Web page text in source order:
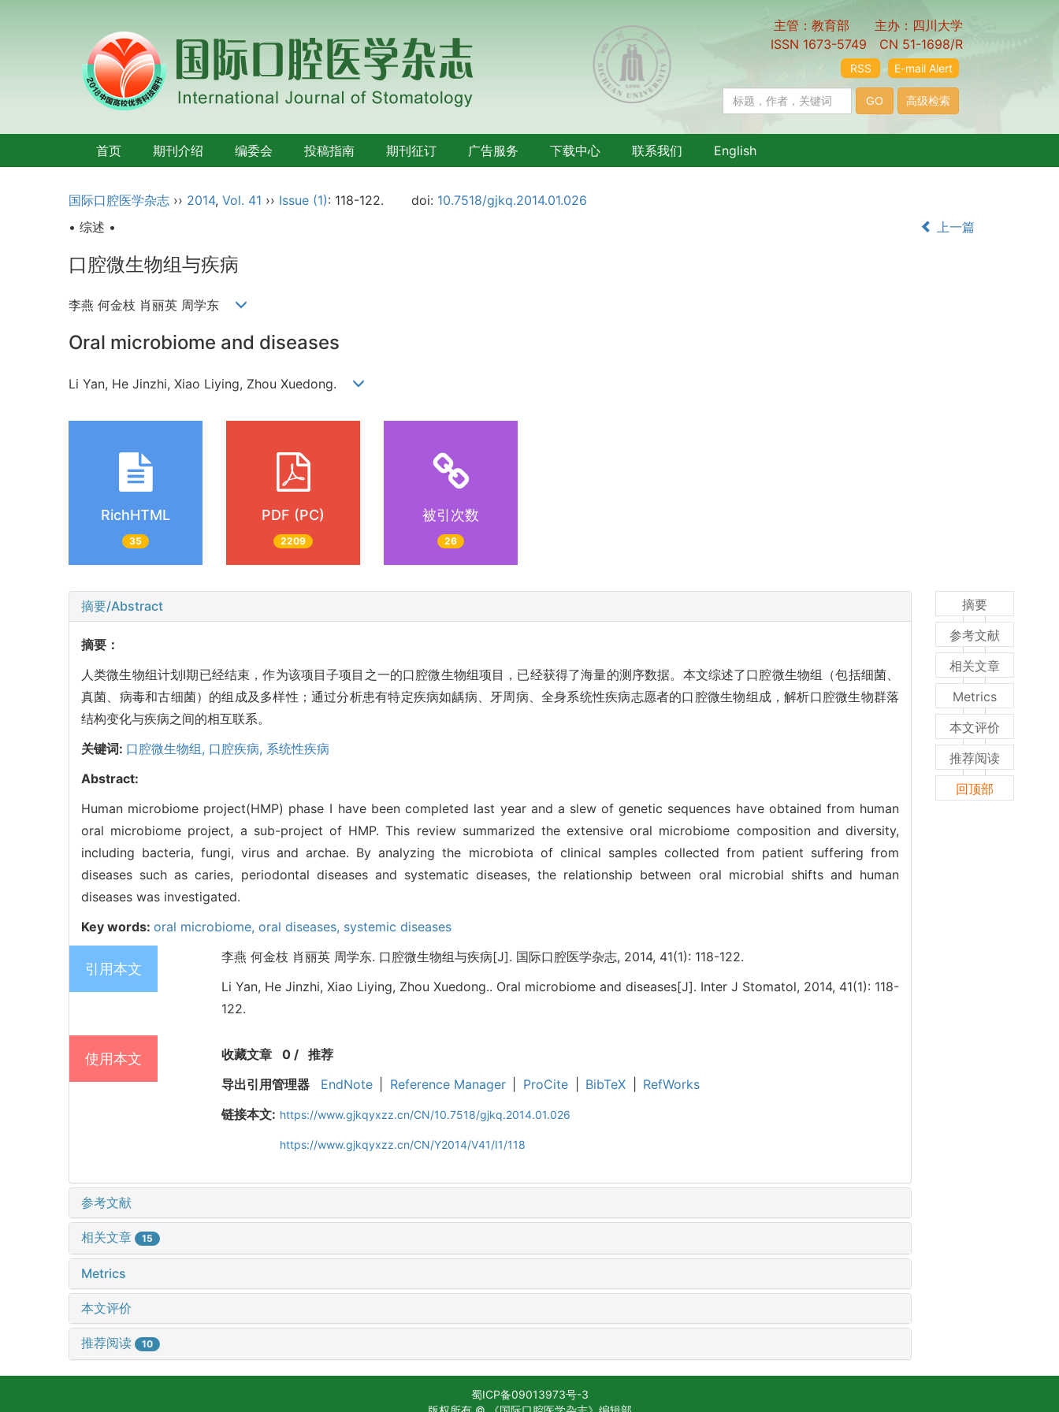
主管：教育部 主办：四川大学
ISSN 1673-5749 CN 51-1698/R
E-mail Alert
RSS
首页 期刊介绍 编委会 投稿指南 期刊征订 广告服务 下载中心 联系我们 English
国际口腔医学杂志 ›› 2014, Vol. 41 ›› Issue (1): 118-122. doi: 10.7518/gjkq.2014.01.026
• 综述 •
上一篇
口腔微生物组与疾病
李燕 何金枝 肖丽英 周学东
Oral microbiome and diseases
Li Yan, He Jinzhi, Xiao Liying, Zhou Xuedong.
RichHTML
35
PDF (PC)
2209
被引次数
26
摘要/Abstract
摘要：
人类微生物组计划Ⅰ期已经结束，作为该项目子项目之一的口腔微生物组项目，已经获得了海量的测序数据。本文综述了口腔微生物组（包括细菌、
真菌、病毒和古细菌）的组成及多样性；通过分析患有特定疾病如龋病、牙周病、全身系统性疾病志愿者的口腔微生物组成，解析口腔微生物群落
结构变化与疾病之间的相互联系。
关键词: 口腔微生物组, 口腔疾病, 系统性疾病
Abstract:
Human microbiome project(HMP) phase Ⅰ have been completed last year and a slew of genetic sequences have obtained from human
oral microbiome project, a sub-project of HMP. This review summarized the extensive oral microbiome composition and diversity,
including bacteria, fungi, virus and archae. By analyzing the microbiota of clinical samples collected from patient suffering from
diseases such as caries, periodontal diseases and systematic diseases, the relationship between oral microbial shifts and human
diseases was investigated.
Key words: oral microbiome, oral diseases, systemic diseases
引用本文
李燕 何金枝 肖丽英 周学东. 口腔微生物组与疾病[J]. 国际口腔医学杂志, 2014, 41(1): 118-122.
Li Yan, He Jinzhi, Xiao Liying, Zhou Xuedong.. Oral microbiome and diseases[J]. Inter J Stomatol, 2014, 41(1): 118-
122.
使用本文 收藏文章 0/ 推荐
导出引用管理器
EndNote Reference Manager ProCite BibTeX
RefWorks
链接本文: https://www.gjkqyxzz.cn/CN/10.7518/gjkq.2014.01.026
https://www.gjkqyxzz.cn/CN/Y2014/V41/I1/118
参考文献
相关文章 15
Metrics
本文评价
推荐阅读 10
摘要
参考文献
相关文章
Metrics
本文评价
推荐阅读
回顶部
蜀ICP备09013973号-3